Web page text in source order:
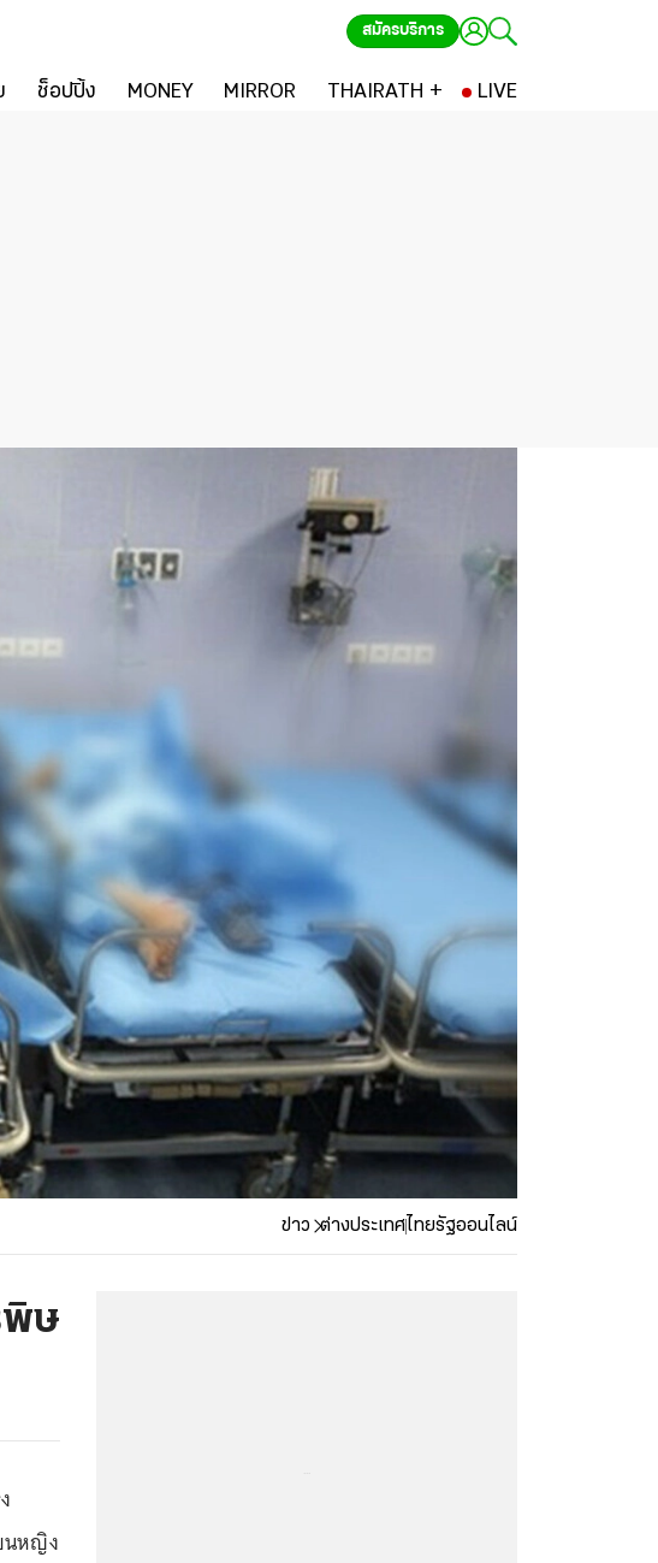
สมัครบริการ
ช็อปปิ้ง MONEY MIRROR THAIRATH + LIVE
ข่าว ต่างประเทศไทยรัฐออนไลน์
พิษ
นหญิง